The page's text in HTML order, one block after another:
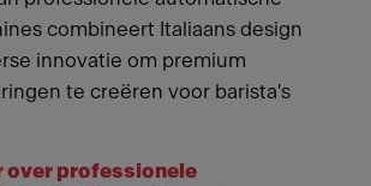
combineert Italiaans design
innovatie om premium
te creëren voor barista's
over professionele